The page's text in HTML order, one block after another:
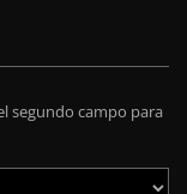
segundo campo para